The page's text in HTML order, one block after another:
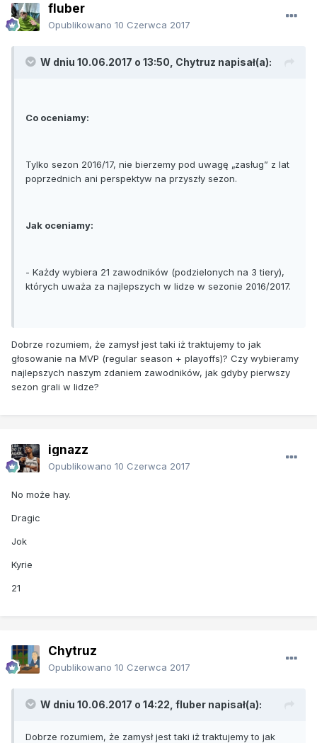
fluber
Opublikowano 10 Czerwca 2017
W dniu 10.06.2017 o 13:50, Chytruz napisał(a):
Co oceniamy:
Tylko sezon 2016/17, nie bierzemy pod uwagę „zasług” z lat
poprzednich ani perspektyw na przyszły sezon.
Jak oceniamy:
- Każdy wybiera 21 zawodników (podzielonych na 3 tiery),
których uważa za najlepszych w lidze w sezonie 2016/2017.
Dobrze rozumiem, że zamysł jest taki iż traktujemy to jak
głosowanie na MVP (regular season + playoffs)? Czy wybieramy
najlepszych naszym zdaniem zawodników, jak gdyby pierwszy
sezon grali w lidze?
ignazz
Opublikowano 10 Czerwca 2017
No może hay.
Dragic
Jok
Kyrie
21
Chytruz
Opublikowano 10 Czerwca 2017
W dniu 10.06.2017 o 14:22, fluber napisał(a):
Dobrze rozumiem, że zamysł jest taki iż traktujemy to jak